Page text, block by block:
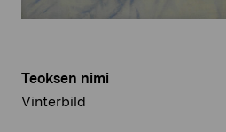
Teoksen nimi
Vinterbild